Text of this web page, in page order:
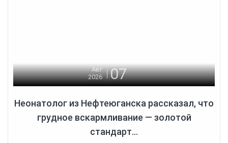
Авг
2026
07
Неонатолог из Нефтеюганска рассказал, что
грудное вскармливание — золотой
стандарт...